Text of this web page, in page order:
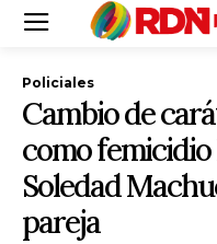
Policiales
Cambio de
como
Soledad
pareja